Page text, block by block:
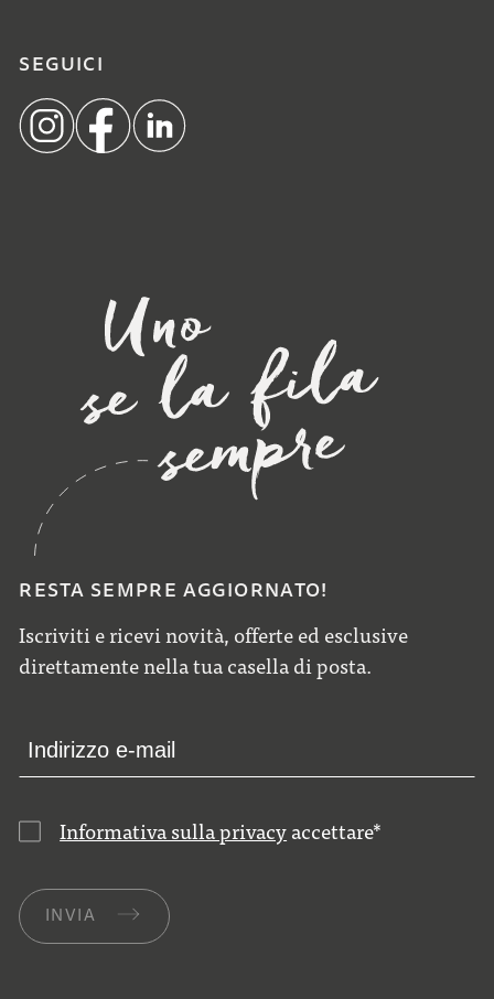
RESTA SEMPRE AGGIORNATO!
Iscriviti e ricevi novità, offerte ed esclusive
direttamente nella tua casella di posta.
Informativa sulla privacy accettare*
INVIA
SEGUICI